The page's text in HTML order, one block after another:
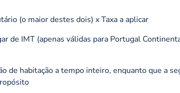
(o maior destes dois) x Taxa a aplicar
de IMT (apenas válidas para Portugal
de habitação a tempo inteiro, enquanto que a